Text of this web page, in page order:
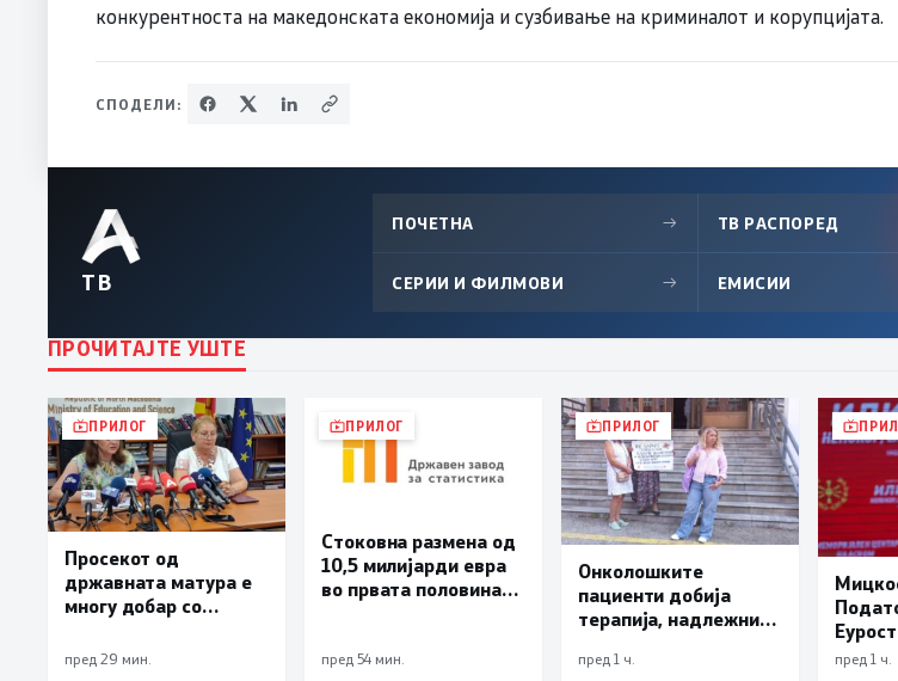
конкурентноста на македонската економија и сузбивање на криминалот и корупцијата.
СПОДЕЛИ:
ТВ
ПОЧЕТНА → ТВ РАСПОРЕД
СЕРИИ И ФИЛМОВИ → ЕМИСИИ
ПРОЧИТАЈТЕ УШТЕ
ПРИЛОГ
Просекот од
државната матура е
многу добар со
пред 29 мин.
ПРИЛОГ
Стоковна размена од
10,5 милијарди евра
во првата половина
зголемува извозот
пред 54 мин.
ПРИЛОГ
Онколошките
пациенти добија
терапија, надлежните
нема нови доцнења
пред 1 ч. пред 1 ч.